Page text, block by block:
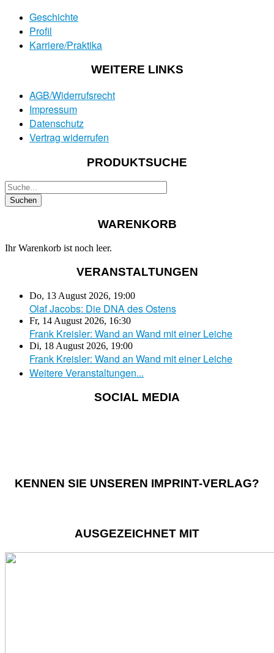
Geschichte
Profil
Karriere/Praktika
WEITERE LINKS
AGB/Widerrufsrecht
Impressum
Datenschutz
Vertrag widerrufen
PRODUKTSUCHE
WARENKORB
Ihr Warenkorb ist noch leer.
VERANSTALTUNGEN
Do, 13 August 2026, 19:00
Olaf Jacobs: Die DNA des Ostens
Fr, 14 August 2026, 16:30
Frank Kreisler: Wand an Wand mit einer Leiche
Di, 18 August 2026, 19:00
Frank Kreisler: Wand an Wand mit einer Leiche
Weitere Veranstaltungen...
SOCIAL MEDIA
KENNEN SIE UNSEREN IMPRINT-VERLAG?
AUSGEZEICHNET MIT